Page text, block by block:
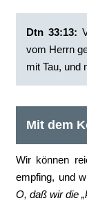
Dtn 33:13:
vom Herrn
mit Tau, und
Mit dem
Wir können
empfing, und
O, daß wir die